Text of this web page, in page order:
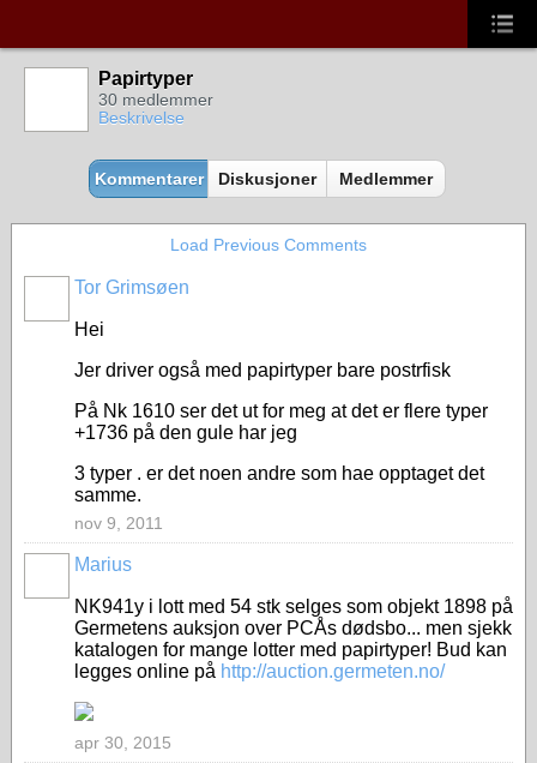
Papirtyper
30 medlemmer
Beskrivelse
Kommentarer Diskusjoner Medlemmer
Load Previous Comments
Tor Grimsøen
Hei
Jer driver også med papirtyper bare postrfisk
På Nk 1610 ser det ut for meg at det er flere typer
+1736 på den gule har jeg
3 typer . er det noen andre som hae opptaget det
samme.
nov 9, 2011
Marius
NK941y i lott med 54 stk selges som objekt 1898 på
Germetens auksjon over PCÅs dødsbo... men sjekk
katalogen for mange lotter med papirtyper! Bud kan
legges online på http://auction.germeten.no/
apr 30, 2015